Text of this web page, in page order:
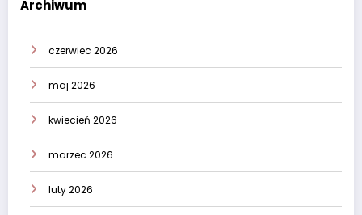
Archiwum
czerwiec 2026
maj 2026
kwiecień 2026
marzec 2026
luty 2026